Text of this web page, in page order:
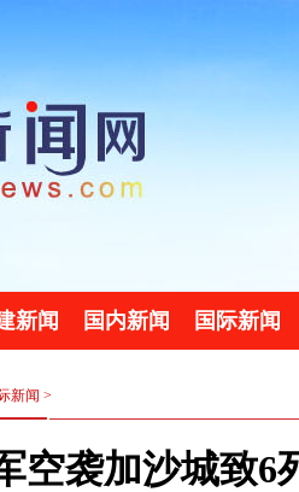
新闻 国内新闻 国际新闻
新闻 >
空袭加沙城致6